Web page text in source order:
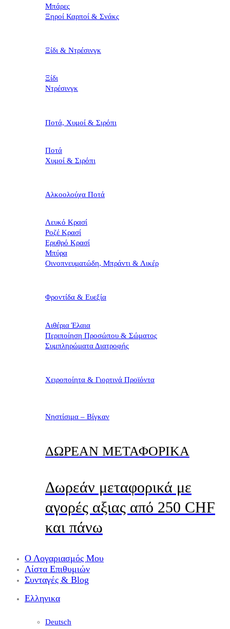
Μπάρες
Ξηροί Καρποί & Σνάκς
Ξίδι & Ντρέσινγκ
Ξίδι
Ντρέσινγκ
Ποτά, Χυμοί & Σιρόπι
Ποτά
Χυμοί & Σιρόπι
Αλκοολούχα Ποτά
Λευκό Κρασί
Ροζέ Κρασί
Ερυθρό Κρασί
Μπύρα
Οινοπνευματώδη, Μπράντι & Λικέρ
Φροντίδα & Ευεξία
Αιθέρια Έλαια
Περιποίηση Προσώπου & Σώματος
Συμπληρώματα Διατροφής
Χειροποίητα & Γιορτινά Προϊόντα
Νηστίσιμα – Βίγκαν
ΔΩΡΕΑΝ ΜΕΤΑΦΟΡΙΚΑ
Δωρεάν μεταφορικά με
αγορές αξιας από 250 CHF
και πάνω
Ο Λογαριασμός Μου
Λίστα Επιθυμιών
Συνταγές & Blog
Ελληνικα
Deutsch